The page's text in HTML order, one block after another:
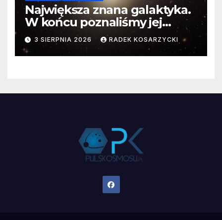
Największa znana galaktyka.
W końcu poznaliśmy jej
faktyczne wymiary
3 SIERPNIA 2026 RADEK KOSARZYCKI